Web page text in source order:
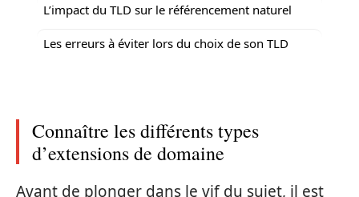
L’impact du TLD sur le référencement naturel
Les erreurs à éviter lors du choix de son TLD
Connaître les différents types
d’extensions de domaine
Avant de plonger dans le vif du sujet, il est